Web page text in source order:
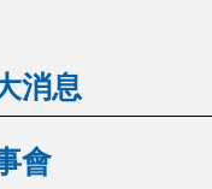
消息
會